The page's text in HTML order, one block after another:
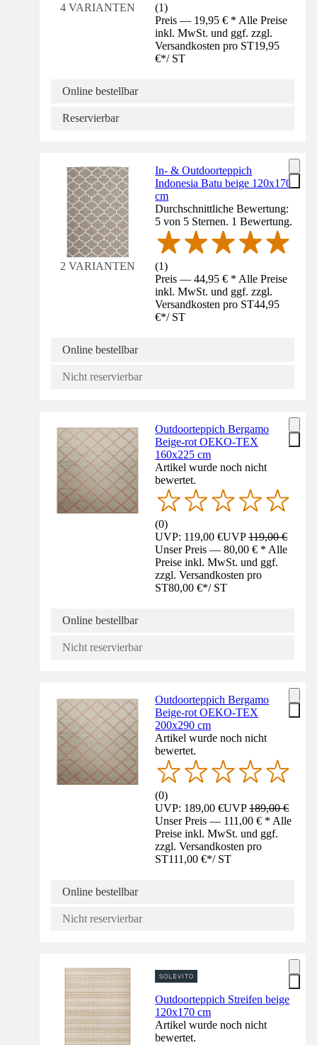
4 VARIANTEN (1)
Preis — 19,95 € * Alle Preise
inkl. MwSt. und ggf. zzgl.
Versandkosten pro ST19,95
€*/ ST
Online bestellbar
Reservierbar
2 VARIANTEN
In- & Outdoorteppich
Indonesia Batu beige 120x170
cm
Durchschnittliche Bewertung:
5 von 5 Sternen. 1 Bewertung.
(1)
Preis — 44,95 € * Alle Preise
inkl. MwSt. und ggf. zzgl.
Versandkosten pro ST44,95
€*/ ST
Online bestellbar
Nicht reservierbar
Outdoorteppich Bergamo
Beige-rot OEKO-TEX
160x225 cm
Artikel wurde noch nicht
bewertet.
(0)
UVP: 119,00 €UVP119,00 €
Unser Preis — 80,00 € * Alle
Preise inkl. MwSt. und ggf.
zzgl. Versandkosten pro
ST80,00 €*/ ST
Online bestellbar
Nicht reservierbar
Outdoorteppich Bergamo
Beige-rot OEKO-TEX
200x290 cm
Artikel wurde noch nicht
bewertet.
(0)
UVP: 189,00 €UVP189,00 €
Unser Preis — 111,00 € * Alle
Preise inkl. MwSt. und ggf.
zzgl. Versandkosten pro
ST111,00 €*/ ST
Online bestellbar
Nicht reservierbar
Outdoorteppich Streifen beige
120x170 cm
Artikel wurde noch nicht
bewertet.